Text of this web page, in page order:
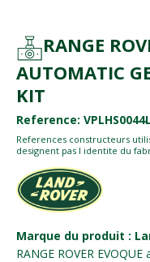
RANGE
AUTOMATIC
KIT
Reference:
References constructeurs
designent pas l identite du
Marque du produit :
RANGE ROVER